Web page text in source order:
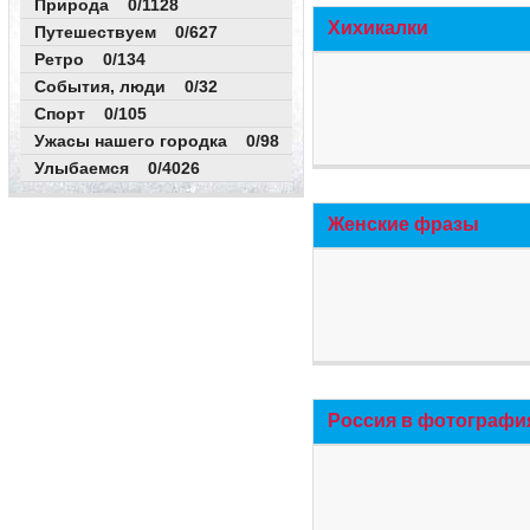
Природа 0/1128
Путешествуем 0/627
Ретро 0/134
События, люди 0/32
Спорт 0/105
Ужасы нашего городка 0/98
Улыбаемся 0/4026
Хихикалки
Женские фразы
Россия в